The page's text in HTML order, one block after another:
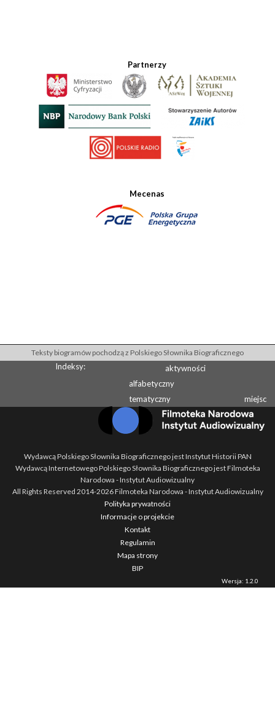
Partnerzy
Mecenas
Teksty biogramów pochodzą z Polskiego Słownika Biograficznego
Indeksy:
aktywności
alfabetyczny
tematyczny
miejsc
Wydawcą Polskiego Słownika Biograficznego jest Instytut Historii PAN
Wydawcą Internetowego Polskiego Słownika Biograficznego jest Filmoteka
Narodowa - Instytut Audiowizualny
All Rights Reserved 2014-2026Filmoteka Narodowa - Instytut Audiowizualny
Polityka prywatności
Informacje o projekcie
Kontakt
Regulamin
Mapa strony
BIP
Wersja: 1.2.0